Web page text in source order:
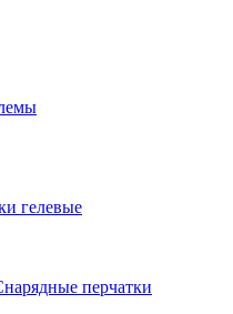
гелевые
перчатки